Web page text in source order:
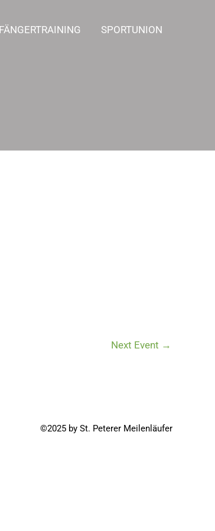
SPORTUNION
Next Event →
©2025 by St. Peterer Meilenläufer